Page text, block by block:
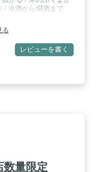
/ 冷酒から燗酒まで
る
レビューを書く
数量限定